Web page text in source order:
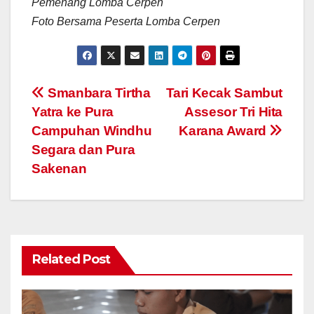
Pemenang Lomba Cerpen
Foto Bersama Peserta Lomba Cerpen
Navigasi
pos
Tari Kecak Sambut
Assesor Tri Hita
Karana Award
Smanbara Tirtha
Yatra ke Pura
Campuhan Windhu
Segara dan Pura
Sakenan
Related Post